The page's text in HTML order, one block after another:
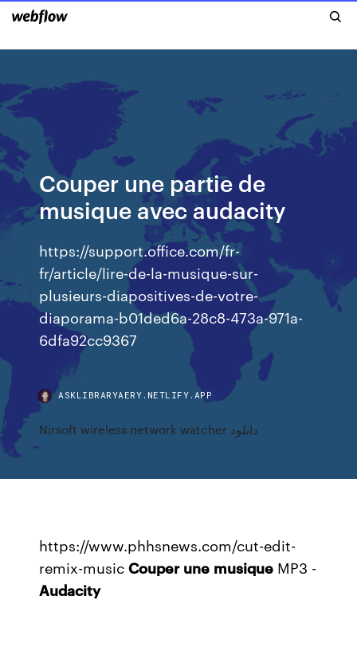
Couper une partie de
musique avec audacity
https://support.office.com/fr-
fr/article/lire-de-la-musique-sur-
plusieurs-diapositives-de-votre-
diaporama-b01ded6a-28c8-473a-971a-
6dfa92cc9367
ASKLIBRARYAERY.NETLIFY.APP
Nirsoft wireless network watcher دانلود
https://www.phhsnews.com/cut-edit-
remix-musicCouper une musique MP3 -
Audacity